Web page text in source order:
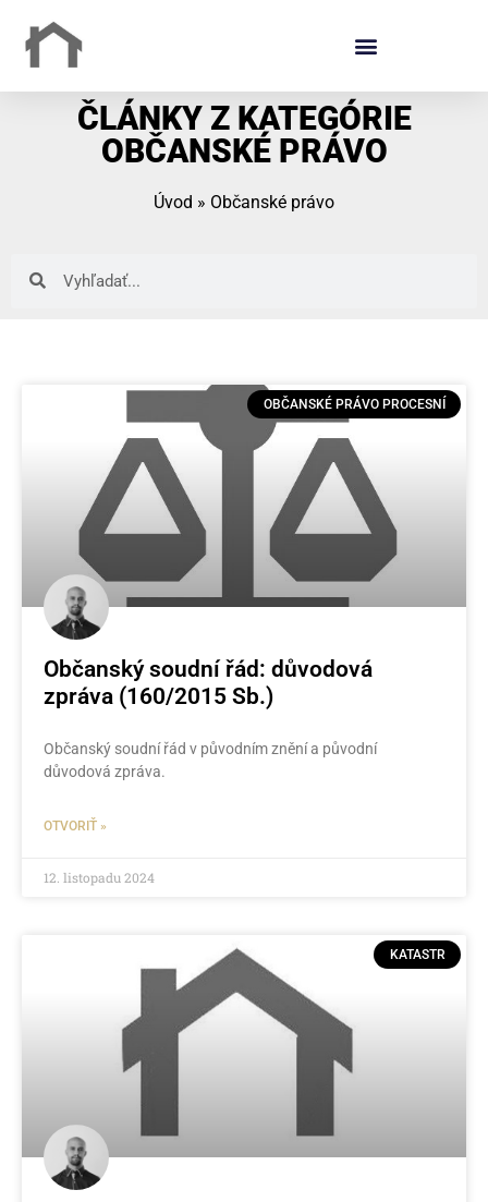
ČLÁNKY Z KATEGÓRIE
OBČANSKÉ PRÁVO
Úvod » Občanské právo
OBČANSKÉ PRÁVO PROCESNÍ
Občanský soudní řád: důvodová
zpráva (160/2015 Sb.)
Občanský soudní řád v původním znění a původní
důvodová zpráva.
OTVORIŤ »
12. listopadu 2024
KATASTR